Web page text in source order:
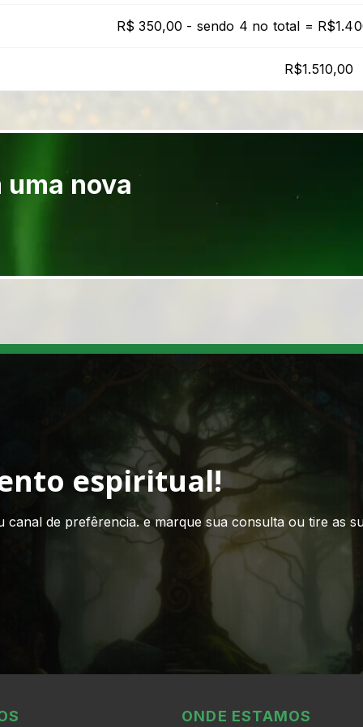
R$ 350,00 - sendo 4 no total =
R$1.510,00
nova
espiritual!
de prefêrencia. e marque sua consulta ou tire as
ONDE ESTAMOS